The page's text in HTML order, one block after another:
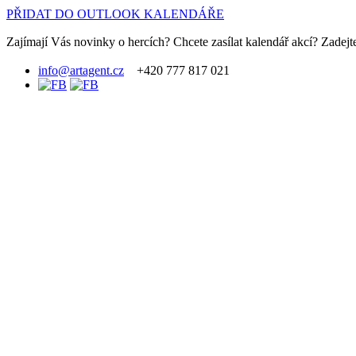
PŘIDAT DO OUTLOOK KALENDÁŘE
Zajímají Vás novinky o hercích? Chcete zasílat kalendář akcí?
info@artagent.cz +420 777 817 021